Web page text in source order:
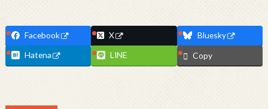
Facebook X
Bluesky
Hatena
LINE Copy